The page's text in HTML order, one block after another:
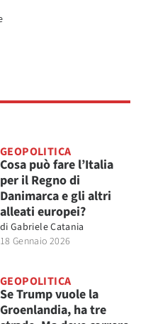
GEOPOLITICA
Cosa può fare l’Italia
per il Regno di
Danimarca e gli altri
alleati europei?
di Gabriele Catania
18 Gennaio 2026
GEOPOLITICA
Se Trump vuole la
Groenlandia, ha tre